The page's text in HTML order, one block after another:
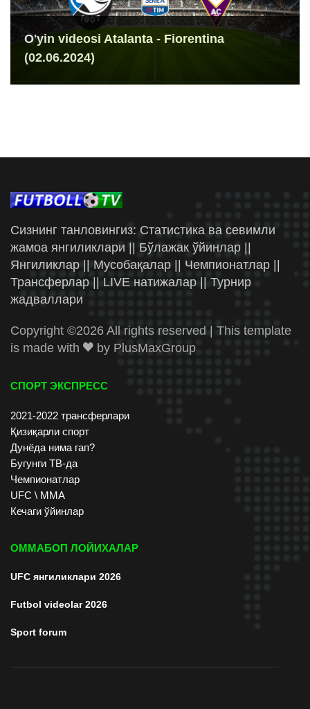
O'yin videosi Atalanta - Fiorentina
(02.06.2024)
Сизнинг танловингиз: Статистика ва севимли
жамоа янгиликлари || Бўлажак ўйинлар ||
Янгиликлар || Мусобақалар || Чемпионатлар ||
Трансферлар || LIVE натижалар || Турнир
жадваллари
Copyright ©2026 All rights reserved | This template
is made with
by PlusMaxGroup
СПОРТ ЭКСПРЕСС
2021-2022 трансферлари
Қизиқарли спорт
Дунёда нима гап?
Бугунги ТВ-да
Чемпионатлар
UFC \ ММА
Кечаги ўйинлар
ОММАБОП ЛОЙИХАЛАР
UFC янгиликлари 2026
Futbol videolar 2026
Sport forum